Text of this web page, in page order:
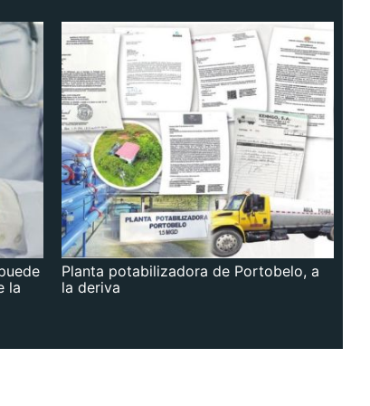
la
Planta potabilizadora de Portobelo, a
la deriva